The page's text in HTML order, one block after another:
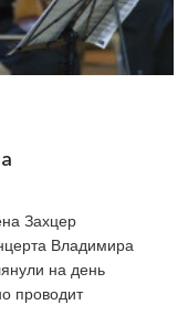
Захцер
Владимира
на день
проводит